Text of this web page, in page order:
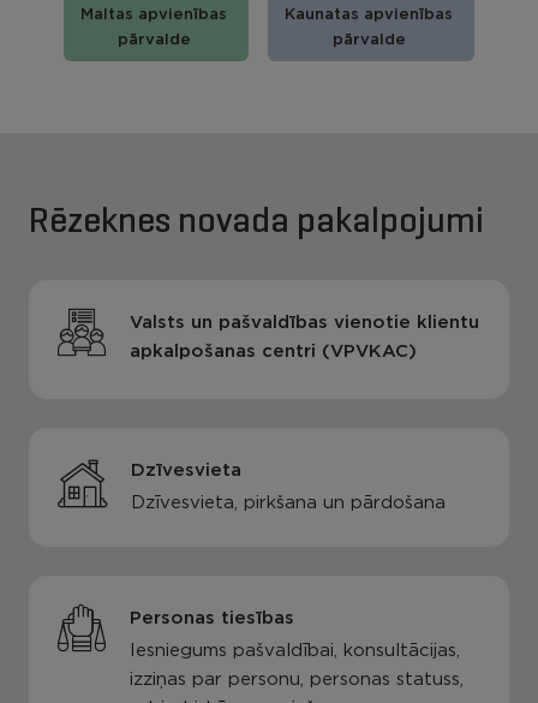
Maltas apvienības
pārvalde
Kaunatas apvienības
pārvalde
Rēzeknes novada pakalpojumi
Valsts un pašvaldības vienotie klientu
apkalpošanas centri (VPVKAC)
Dzīvesvieta
Dzīvesvieta, pirkšana un pārdošana
Personas tiesības
Iesniegums pašvaldībai, konsultācijas,
izziņas par personu, personas statuss,